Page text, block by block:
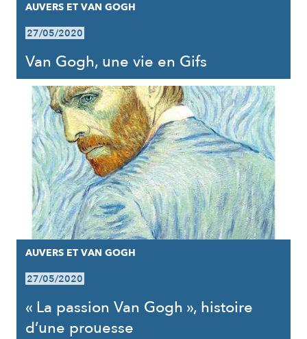
AUVERS ET VAN GOGH
27/05/2020
Van Gogh, une vie en Gifs
AUVERS ET VAN GOGH
27/05/2020
« La passion Van Gogh », histoire
d’une prouesse